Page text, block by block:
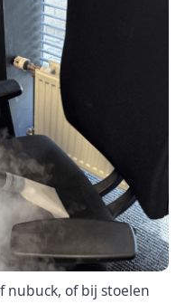
nubuck, of bij stoelen